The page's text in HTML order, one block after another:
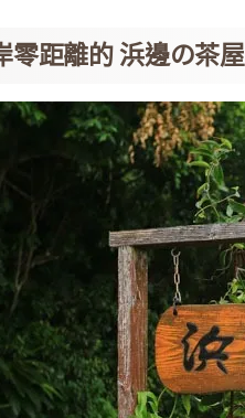
零距離的 浜邊の茶屋